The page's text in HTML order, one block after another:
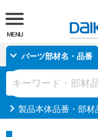
MENU
パーツ部材名・品番
製品本体品番・部材